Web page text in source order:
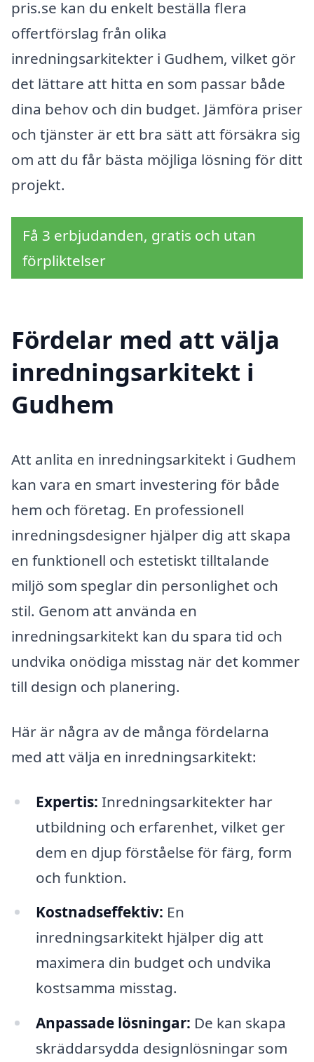
pris.se kan du enkelt beställa flera
offertförslag från olika
inredningsarkitekter i Gudhem, vilket gör
det lättare att hitta en som passar både
dina behov och din budget. Jämföra priser
och tjänster är ett bra sätt att försäkra sig
om att du får bästa möjliga lösning för ditt
projekt.
Få 3 erbjudanden, gratis och utan
förpliktelser
Fördelar med att välja
inredningsarkitekt i
Gudhem
Att anlita en inredningsarkitekt i Gudhem
kan vara en smart investering för både
hem och företag. En professionell
inredningsdesigner hjälper dig att skapa
en funktionell och estetiskt tilltalande
miljö som speglar din personlighet och
stil. Genom att använda en
inredningsarkitekt kan du spara tid och
undvika onödiga misstag när det kommer
till design och planering.
Här är några av de många fördelarna
med att välja en inredningsarkitekt:
Expertis: Inredningsarkitekter har
utbildning och erfarenhet, vilket ger
dem en djup förståelse för färg, form
och funktion.
Kostnadseffektiv: En
inredningsarkitekt hjälper dig att
maximera din budget och undvika
kostsamma misstag.
Anpassade lösningar: De kan skapa
skräddarsydda designlösningar som